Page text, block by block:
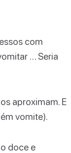
com
… Seria
aproximam. E
vomite).
doce e